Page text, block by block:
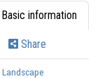
Basic information
Share
Landscape